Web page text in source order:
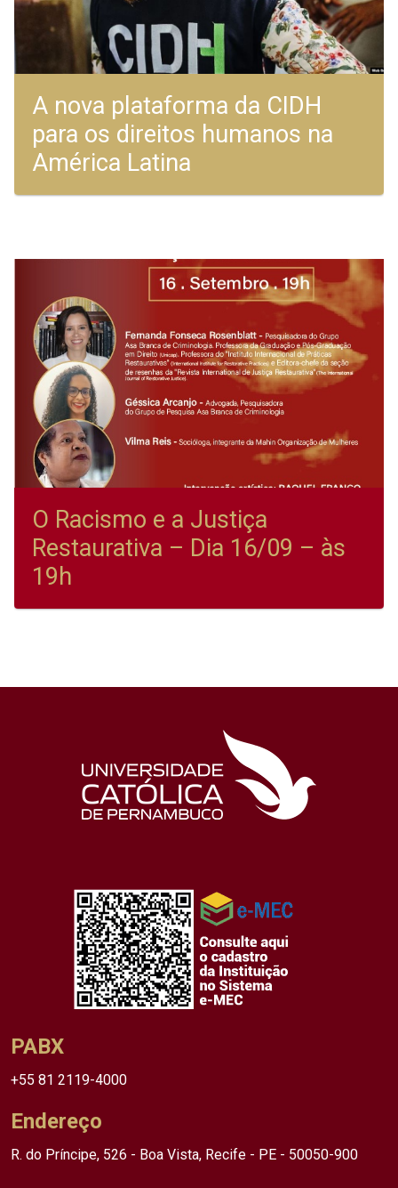
A nova plataforma da CIDH
para os direitos humanos na
América Latina
O Racismo e a Justiça
Restaurativa – Dia 16/09 – às
19h
PABX
+55 81 2119-4000
Endereço
R. do Príncipe, 526 - Boa Vista, Recife - PE - 50050-900